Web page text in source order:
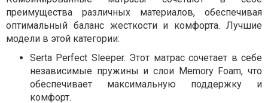
преимущества различных материалов, обеспечивая
оптимальный баланс жесткости и комфорта. Лучшие
модели в этой категории:
Serta Perfect Sleeper. Этот матрас сочетает в себе
независимые пружины и слои Memory Foam, что
обеспечивает максимальную поддержку и
комфорт.